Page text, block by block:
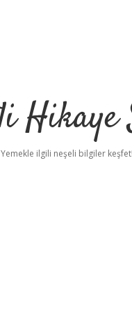
Hikaye
Yemekle ilgili neşeli bilgiler keşfet!